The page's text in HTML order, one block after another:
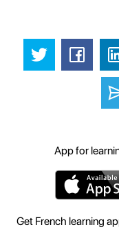
App for
Get French learning